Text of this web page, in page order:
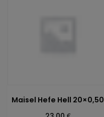
Maisel Hefe Hell 20×0,50